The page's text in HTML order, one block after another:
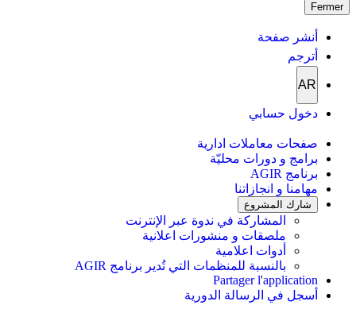
Fermer
أنشر صفحة
أترجم
AR
دخول حسابي
صفحات معاملات ادارية
برامج و دورات محليّة
برنامج AGIR
مهامنا و انجازاتنا
شارك المشروع
المشاركة في ندوة عبر الإنترنت
ملصقات و منشورات اعلانية
أدوات اعلامية
بالنسبة للمنظمات التي تُدير برنامج AGIR
Partager l'application
أسجل في الرسالة الدورية